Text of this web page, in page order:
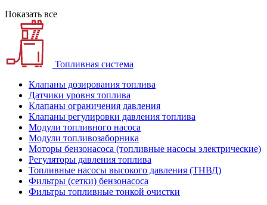
Показать все
Топливная система
Клапаны дозирования топлива
Датчики уровня топлива
Клапаны ограничения давления
Клапаны регулировки давления топлива
Модули топливного насоса
Модули топливозаборника
Моторы бензонасоса (топливные насосы электрические)
Регуляторы давления топлива
Топливные насосы высокого давления (ТНВД)
Фильтры (сетки) бензонасоса
Фильтры топливные тонкой очистки